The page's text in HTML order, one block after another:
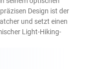
Design ist der
und setzt einen
Light-Hiking-